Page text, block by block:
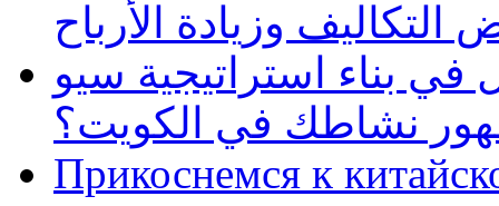
وزيادة الأرباح
بناء استراتيجية سيو
نشاطك في الكويت؟
Прикоснемся к